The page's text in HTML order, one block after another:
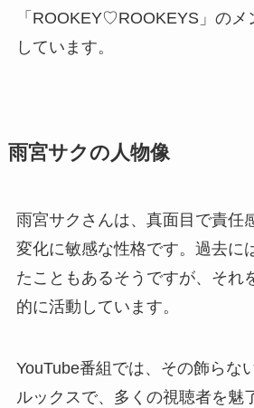
「ROOKEY♡ROOKEYS」のメ
しています。
雨宮サクの人物像
雨宮サクさんは、真面目で責任
変化に敏感な性格です。過去に
たこともあるそうですが、それ
的に活動しています。
YouTube番組では、その飾らな
ルックスで、多くの視聴者を魅